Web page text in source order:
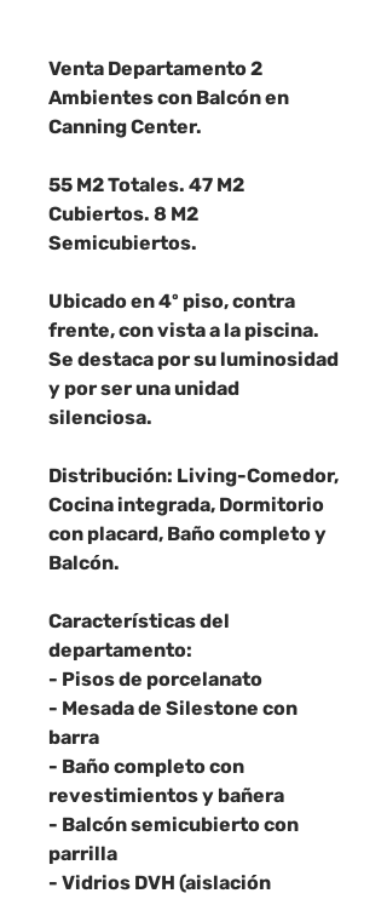
Venta Departamento 2
Ambientes con Balcón en
Canning Center.
55 M2 Totales. 47 M2
Cubiertos. 8 M2
Semicubiertos.
Ubicado en 4º piso, contra
frente, con vista a la piscina.
Se destaca por su luminosidad
y por ser una unidad
silenciosa.
Distribución: Living-Comedor,
Cocina integrada, Dormitorio
con placard, Baño completo y
Balcón.
Características del
departamento:
- Pisos de porcelanato
- Mesada de Silestone con
barra
- Baño completo con
revestimientos y bañera
- Balcón semicubierto con
parrilla
- Vidrios DVH (aislación